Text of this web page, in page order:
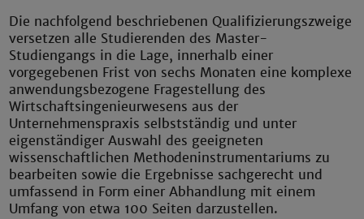
Die nachfolgend beschriebenen Qualifizierungszweige
versetzen alle Studierenden des Master-
Studiengangs in die Lage, innerhalb einer
vorgegebenen Frist von sechs Monaten eine komplexe
anwendungsbezogene Fragestellung des
Wirtschaftsingenieurwesens aus der
Unternehmenspraxis selbstständig und unter
eigenständiger Auswahl des geeigneten
wissenschaftlichen Methodeninstrumentariums zu
bearbeiten sowie die Ergebnisse sachgerecht und
umfassend in Form einer Abhandlung mit einem
Umfang von etwa 100 Seiten darzustellen.